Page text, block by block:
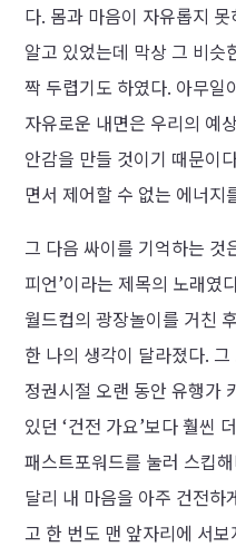
다. 몸과 마음이 자유롭지
알고 있었는데 막상 그 비슷
짝 두렵기도 하였다. 아무일
자유로운 내면은 우리의 예
안감을 만들 것이기 때문이
면서 제어할 수 없는 에너지
그 다음 싸이를 기억하는 것
피언’이라는 제목의 노래였
월드컵의 광장놀이를 거친
한 나의 생각이 달라졌다.
정권시절 오랜 동안 유행가
있던 ‘건전 가요’보다 훨씬
패스트포워드를 눌러 스킵
달리 내 마음을 아주 건전하
고 한 번도 맨 앞자리에 서